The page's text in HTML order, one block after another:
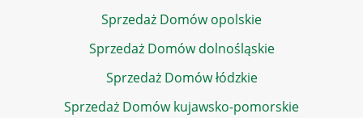
Sprzedaż Domów opolskie
Sprzedaż Domów dolnośląskie
Sprzedaż Domów łódzkie
Sprzedaż Domów kujawsko-pomorskie